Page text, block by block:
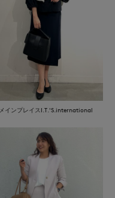
インプレイスI.T.'S.international